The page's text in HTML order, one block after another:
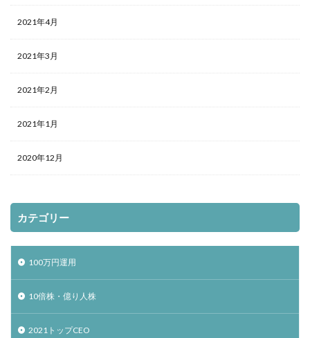
2021年4月
2021年3月
2021年2月
2021年1月
2020年12月
カテゴリー
100万円運用
10倍株・億り人株
2021トップCEO